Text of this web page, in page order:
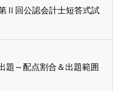
Ⅱ回公認会計士短答式試
題～配点割合＆出題範囲